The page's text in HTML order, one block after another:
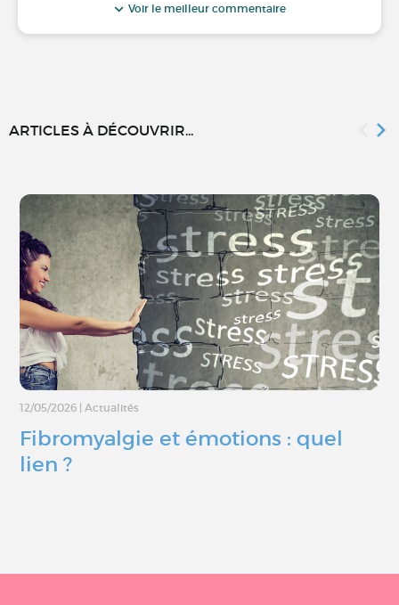
Voir le meilleur commentaire
ARTICLES À DÉCOUVRIR...
12/05/2026 Actualités
Fibromyalgie et émotions : quel
lien ?